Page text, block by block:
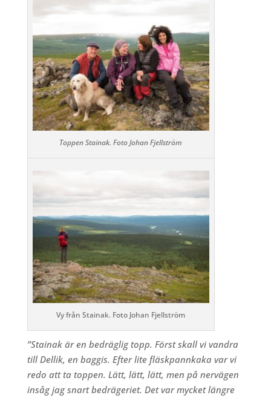
Toppen Stainak. Foto Johan Fjellström
Vy från Stainak. Foto Johan Fjellström
”Stainak är en bedräglig topp. Först skall vi vandra
till Dellik, en baggis. Efter lite fläskpannkaka var vi
redo att ta toppen. Lätt, lätt, lätt, men på nervägen
insåg jag snart bedrägeriet. Det var mycket längre